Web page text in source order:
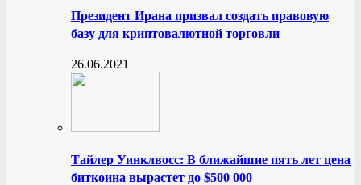
Президент Ирана призвал создать правовую
базу для криптовалютной торговли
26.06.2021
Тайлер Уинклвосс: В ближайшие пять лет цена
биткоина вырастет до $500 000